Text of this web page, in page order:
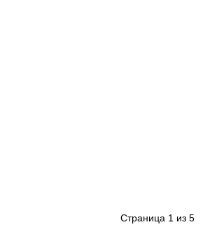
Страница 1 из 5